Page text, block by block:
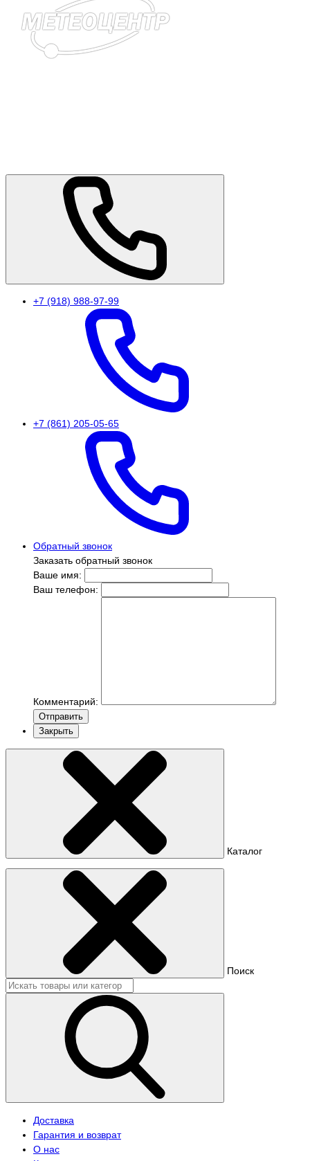
+7 (918) 988-97-99
+7 (861) 205-05-65
Обратный звонок
Заказать обратный звонок
Ваше имя:
Ваш телефон:
Комментарий:
Отправить
Закрыть
Каталог
Поиск
Доставка
Гарантия и возврат
О нас